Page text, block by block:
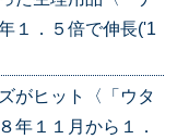
１．５倍で伸長('1
がヒット〈「ウタ
年１１月から１．